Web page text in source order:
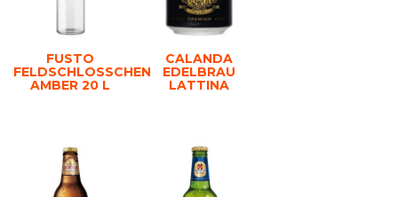
FUSTO
FELDSCHLOSSCHEN
AMBER 20 L
CALANDA
EDELBRAU
LATTINA